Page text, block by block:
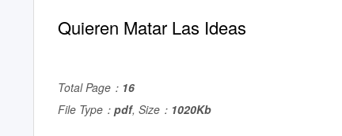
Quieren Matar Las Ideas
Total Page： 16
File Type： pdf, Size： 1020Kb